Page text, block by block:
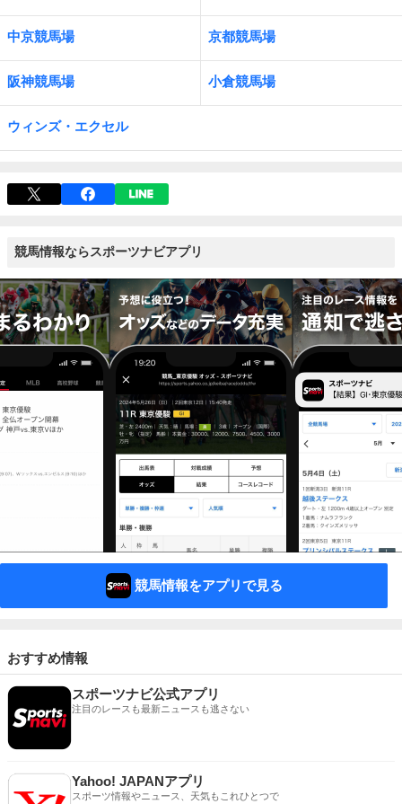
中京競馬場 京都競馬場
阪神競馬場 小倉競馬場
ウィンズ・エクセル
競馬情報ならスポーツナビアプリ
競馬情報をアプリで見る
おすすめ情報
スポーツナビ公式アプリ
注目のレースも最新ニュースも逃さない
Yahoo! JAPANアプリ
スポーツ情報やニュース、天気もこれひとつで